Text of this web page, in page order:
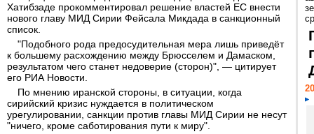
Хатибзаде прокомментировал решение властей ЕС внести
нового главу МИД Сирии Фейсала Микдада в санкционный
список.
"Подобного рода предосудительная мера лишь приведёт
к большему расхождению между Брюсселем и Дамаском,
результатом чего станет недоверие (сторон)", — цитирует
его РИА Новости.
По мнению иранской стороны, в ситуации, когда
сирийский кризис нуждается в политическом
урегулировании, санкции против главы МИД Сирии не несут
"ничего, кроме саботирования пути к миру".